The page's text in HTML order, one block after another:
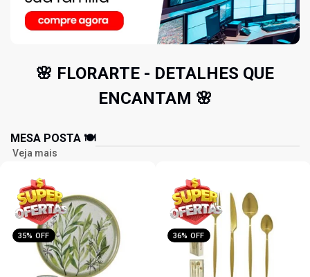
🌸 FLORARTE - DETALHES QUE
ENCANTAM 🌸
MESA POSTA 🍽️
Veja mais
35% OFF 36% OFF